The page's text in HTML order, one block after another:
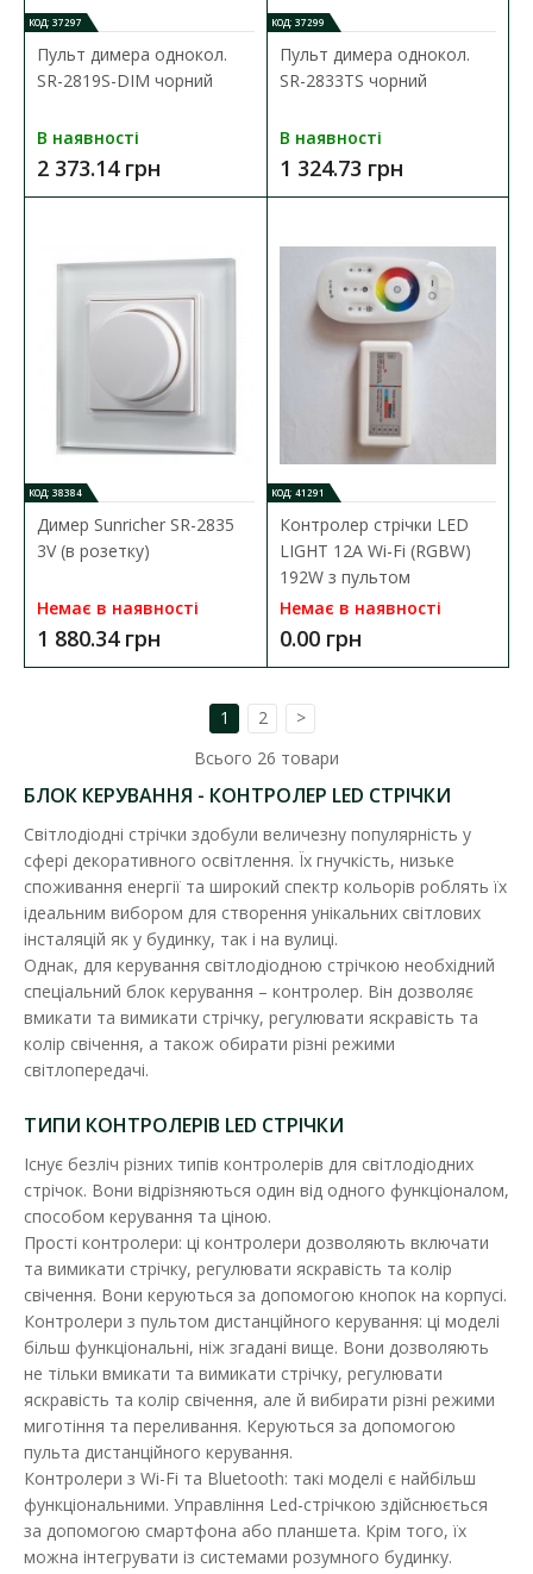
Контролер стрічки LED LIGHT 12A (RGB) 144W з
пультом
Наявність: В наявності
світлодинамічних ефектів і управління кольором сві..
126.17 грн
ДО КОШИКА
В порівняння
Контролер стрічки LED LIGHT 12A (RGB) 144W з
радіо пультом
Наявність: В наявності
RGB-контролер 12A 144W призначений для створення
світлодинамічних ефектів і управління кольором світ..
ДО КОШИКА
В порівняння
В закладки
КОД: 37297
Пульт димера однокол.
SR-2819S-DIM чорний
В наявності
2 373.14 грн
КОД: 37299
Пульт димера однокол.
SR-2833TS чорний
В наявності
1 324.73 грн
КОД: 38384
Димер Sunricher SR-2835
3V (в розетку)
Немає в наявності
1 880.34 грн
КОД: 41291
Контролер стрічки LED
LIGHT 12A Wi-Fi (RGBW)
192W з пультом
Немає в наявності
0.00 грн
1 2
>
Всього 26 товари
БЛОК КЕРУВАННЯ - КОНТРОЛЕР LED СТРІЧКИ
Світлодіодні стрічки здобули величезну популярність у
сфері декоративного освітлення. Їх гнучкість, низьке
споживання енергії та широкий спектр кольорів роблять їх
ідеальним вибором для створення унікальних світлових
інсталяцій як у будинку, так і на вулиці.
Однак, для керування світлодіодною стрічкою необхідний
спеціальний блок керування – контролер. Він дозволяє
вмикати та вимикати стрічку, регулювати яскравість та
колір свічення, а також обирати різні режими
світлопередачі.
ТИПИ КОНТРОЛЕРІВ LED СТРІЧКИ
Існує безліч різних типів контролерів для світлодіодних
стрічок. Вони відрізняються один від одного функціоналом,
способом керування та ціною.
Прості контролери: ці контролери дозволяють включати
та вимикати стрічку, регулювати яскравість та колір
свічення. Вони керуються за допомогою кнопок на корпусі.
Контролери з пультом дистанційного керування: ці моделі
більш функціональні, ніж згадані вище. Вони дозволяють
не тільки вмикати та вимикати стрічку, регулювати
яскравість та колір свічення, але й вибирати різні режими
миготіння та переливання. Керуються за допомогою
пульта дистанційного керування.
Контролери з Wi-Fi та Bluetooth: такі моделі є найбільш
функціональними. Управління Led-стрічкою здійснюється
за допомогою смартфона або планшета. Крім того, їх
можна інтегрувати із системами розумного будинку.